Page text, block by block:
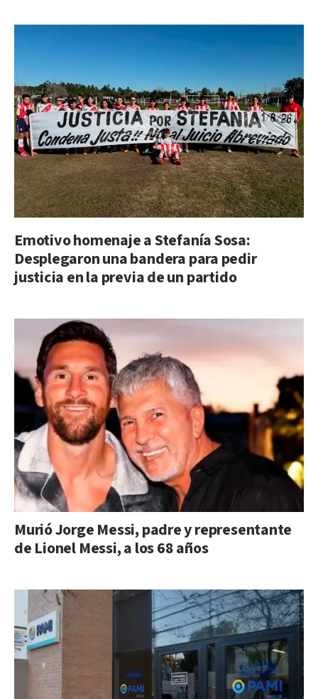
Emotivo homenaje a Stefanía Sosa:
Desplegaron una bandera para pedir
justicia en la previa de un partido
Murió Jorge Messi, padre y representante
de Lionel Messi, a los 68 años